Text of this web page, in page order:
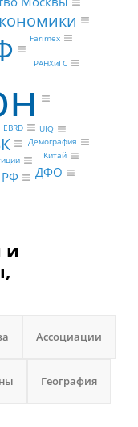
ДФО
EBRD
Китай
Демография
РАНХиГС
Farimex
UIQ
и
Ассоциации
География